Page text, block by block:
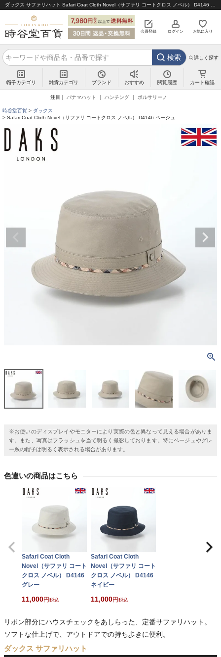
会員登録 ログイン お気に入り
検索 詳しく探す
帽子カテゴリ 雑貨カテゴリ ブランド おすすめ 閲覧履歴 カート確認
注目 パナマハット ハンチング ボルサリーノ
時谷堂百貨
ダックス
Safari Coat Cloth Novel（サファリ コートクロス ノベル） D4146 ベージュ
※お使いのディスプレイやモニターにより実際の色と異なって見える場合がありま
す。また、写真はフラッシュを当て明るく撮影しております。特にベージュやグレ
ー系の帽子は明るく表示される場合があります。
色違いの商品はこちら
Safari Coat Cloth
Novel（サファリ コート
クロス ノベル） D4146
グレー
11,000 税込
Safari Coat Cloth
Novel（サファリ コート
クロス ノベル） D4146
ネイビー
11,000 税込
リボン部分にハウスチェックをあしらった、定番サファリハット。
ソフトな仕上げで、アウトドアでの持ち歩きに便利。
ダックス サファリハット